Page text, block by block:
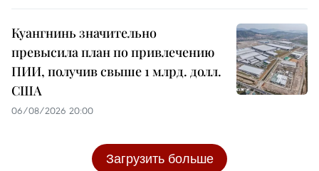
Куангнинь значительно
превысила план по привлечению
ПИИ, получив свыше 1 млрд. долл.
США
06/08/2026 20:00
Загрузить больше